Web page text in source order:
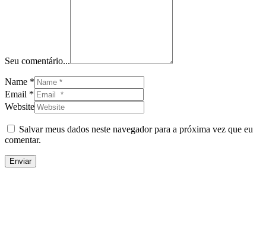
Seu comentário...
Name *
Email *
Website
Salvar meus dados neste navegador para a próxima vez que eu
comentar.
Enviar